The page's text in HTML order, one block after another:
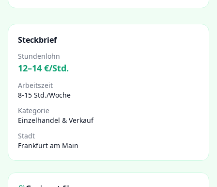
Steckbrief
Stundenlohn
12–14 €/Std.
Arbeitszeit
8-15 Std./Woche
Kategorie
Einzelhandel & Verkauf
Stadt
Frankfurt am Main